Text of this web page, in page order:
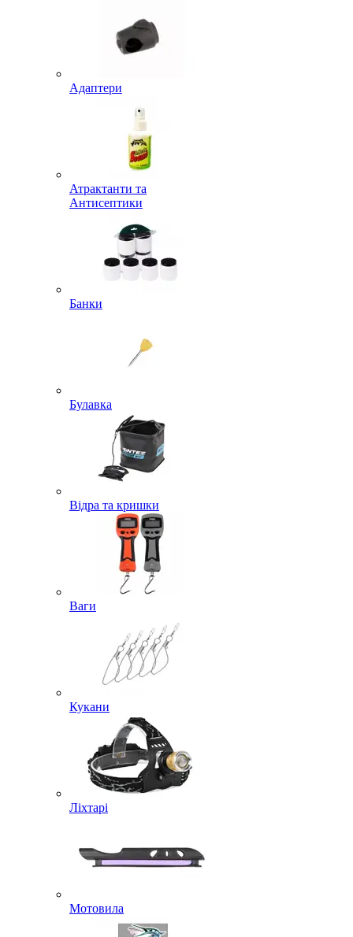
Адаптери
Атрактанти та
Антисептики
Банки
Булавка
Відра та кришки
Ваги
Кукани
Ліхтарі
Мотовила